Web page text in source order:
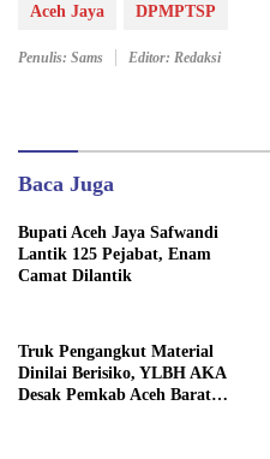
Aceh Jaya DPMPTSP
Penulis: Sams Editor: Redaksi
Baca Juga
Bupati Aceh Jaya Safwandi
Lantik 125 Pejabat, Enam
Camat Dilantik
Truk Pengangkut Material
Dinilai Berisiko, YLBH AKA
Desak Pemkab Aceh Barat